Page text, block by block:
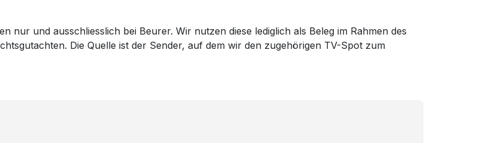
nur und ausschliesslich bei Beurer. Wir nutzen diese lediglich als Beleg im Rahmen des
Die Quelle ist der Sender, auf dem wir den zugehörigen TV-Spot zum